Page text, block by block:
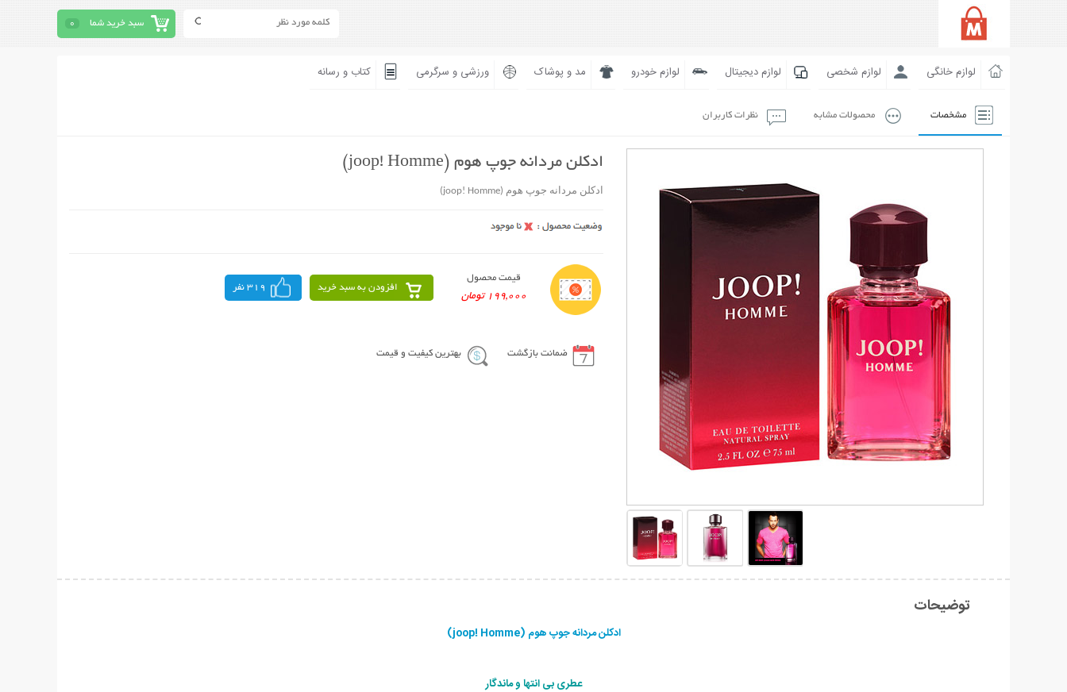
سبد خرید شما 0
لوازم خانگی لوازم شخصی لوازم دیجیتال لوازم خودرو مد و پوشاک ورزشی و سرگرمی کتاب و رسانه
مشخصات محصولات مشابه نظرات کاربران
ادکلن مردانه جوپ هوم (joop! Homme)
ادکلن مردانه جوپ هوم (joop! Homme)
قیمت محصول
199,000 تومان
افزودن به سبد خرید 319 نفر
ضمانت بازگشت بهترین کیفیت و قیمت
توضیحات
ادکلن مردانه جوپ هوم (joop! Homme)
عطری بی انتها و ماندگار